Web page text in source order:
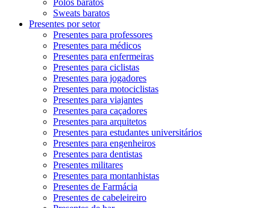
Sweats baratos
Presentes por setor
Presentes para professores
Presentes para médicos
Presentes para enfermeiras
Presentes para ciclistas
Presentes para jogadores
Presentes para motociclistas
Presentes para viajantes
Presentes para caçadores
Presentes para arquitetos
Presentes para estudantes universitários
Presentes para engenheiros
Presentes para dentistas
Presentes militares
Presentes para montanhistas
Presentes de Farmácia
Presentes de cabeleireiro